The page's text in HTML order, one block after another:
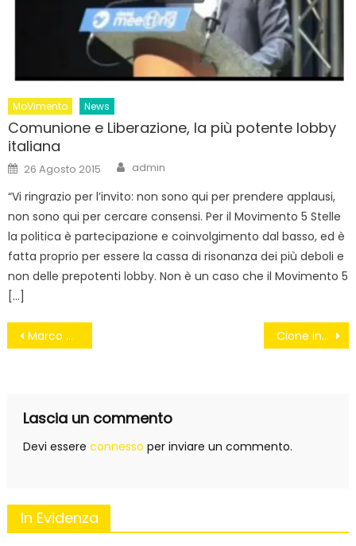
MoVimento News
Comunione e Liberazione, la più potente lobby
italiana
Posted
on
26 Agosto 2015 Author
admin
“Vi ringrazio per l’invito: non sono qui per prendere applausi,
non sono qui per cercare consensi. Per il Movimento 5 Stelle
la politica è partecipazione e coinvolgimento dal basso, ed è
fatta proprio per essere la cassa di risonanza dei più deboli e
non delle prepotenti lobby. Non è un caso che il Movimento 5
[…]
Navigazione
Marco Di Stefano, il conto in Svizzera del deputato Pd indagato per corruzione Cione interroga il sindaco sui fondi sisma
Lascia un commento
Devi essere connesso per inviare un commento.
In Evidenza